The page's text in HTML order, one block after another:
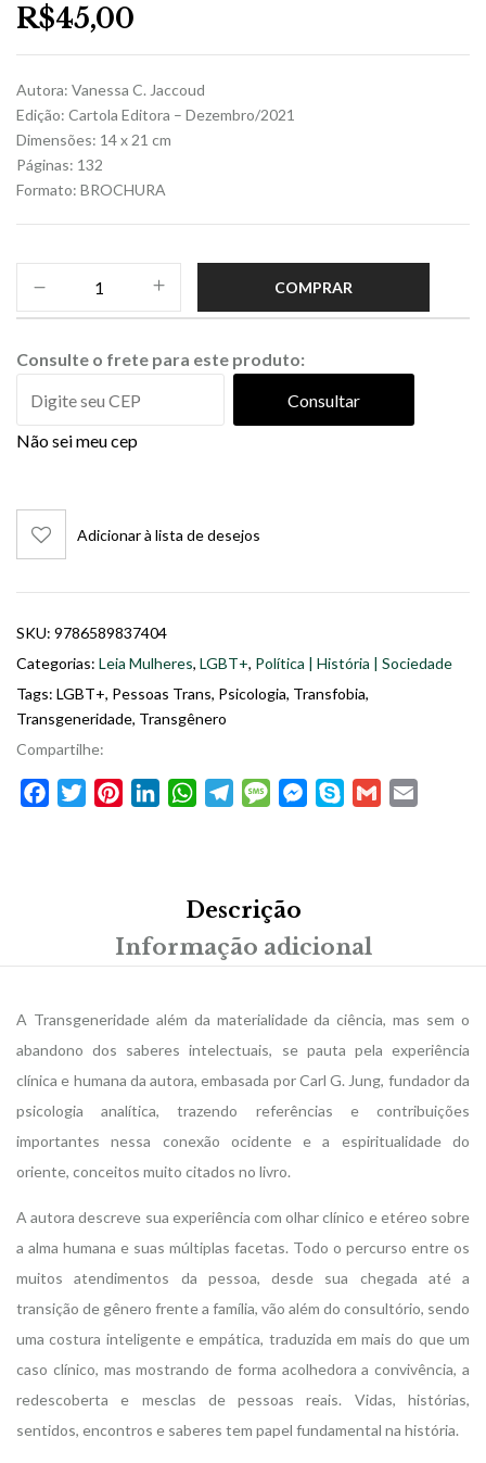
R$45,00
Autora: Vanessa C. Jaccoud
Edição: Cartola Editora – Dezembro/2021
Dimensões: 14 x 21 cm
Páginas: 132
Formato: BROCHURA
COMPRAR
Consulte o frete para este produto:
Consultar
Não sei meu cep
Adicionar à lista de desejos
SKU: 9786589837404
Categorias: Leia Mulheres, LGBT+, Política | História | Sociedade
Tags: LGBT+, Pessoas Trans, Psicologia, Transfobia,
Transgeneridade, Transgênero
Compartilhe:
FacebookTwitterPinterestLinkedInWhatsAppTelegramMessageMessenger
Skype Gmail
Descrição
Informação adicional
A Transgeneridade além da materialidade da ciência, mas sem o
abandono dos saberes intelectuais, se pauta pela experiência
clínica e humana da autora, embasada por Carl G. Jung, fundador da
psicologia analítica, trazendo referências e contribuições
importantes nessa conexão ocidente e a espiritualidade do
oriente, conceitos muito citados no livro.
A autora descreve sua experiência com olhar clínico e etéreo sobre
a alma humana e suas múltiplas facetas. Todo o percurso entre os
muitos atendimentos da pessoa, desde sua chegada até a
transição de gênero frente a família, vão além do consultório, sendo
uma costura inteligente e empática, traduzida em mais do que um
caso clínico, mas mostrando de forma acolhedora a convivência, a
redescoberta e mesclas de pessoas reais. Vidas, histórias,
sentidos, encontros e saberes tem papel fundamental na história.